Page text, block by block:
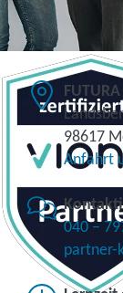
98617
Anfahrt
040 –
partner-